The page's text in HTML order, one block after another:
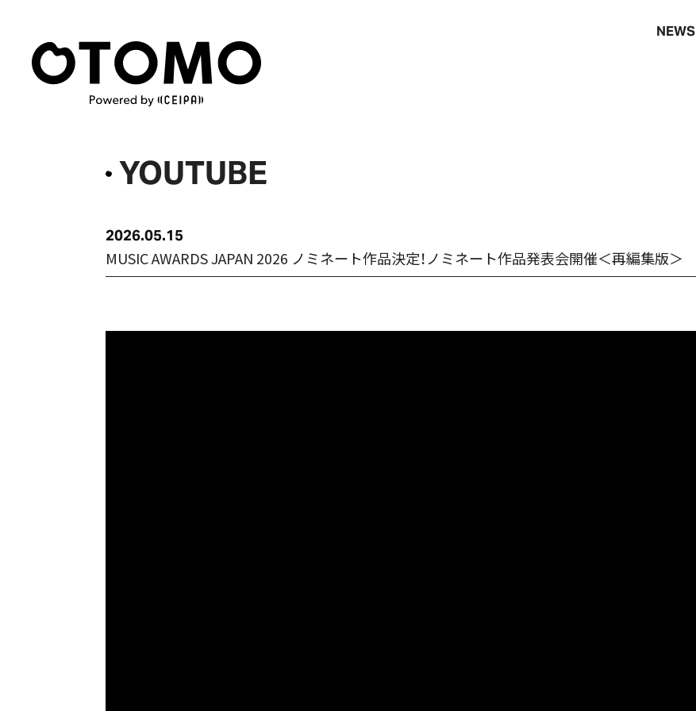
NEWS
YOUTUBE
2026 05 15
MUSIC AWARDS JAPAN 2026 ノミネート作品決定！ノミネート作品発表会開催＜再編集版＞